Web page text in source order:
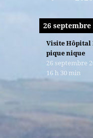
26 septembre
Visite Hôpital
pique nique
26 septembre
16 h 30 min